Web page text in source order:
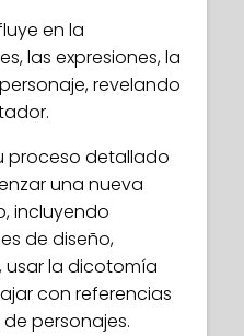
en la
las expresiones, la
revelando
proceso detallado
una nueva
incluyendo
de diseño,
usar la dicotomía
con referencias
personajes.